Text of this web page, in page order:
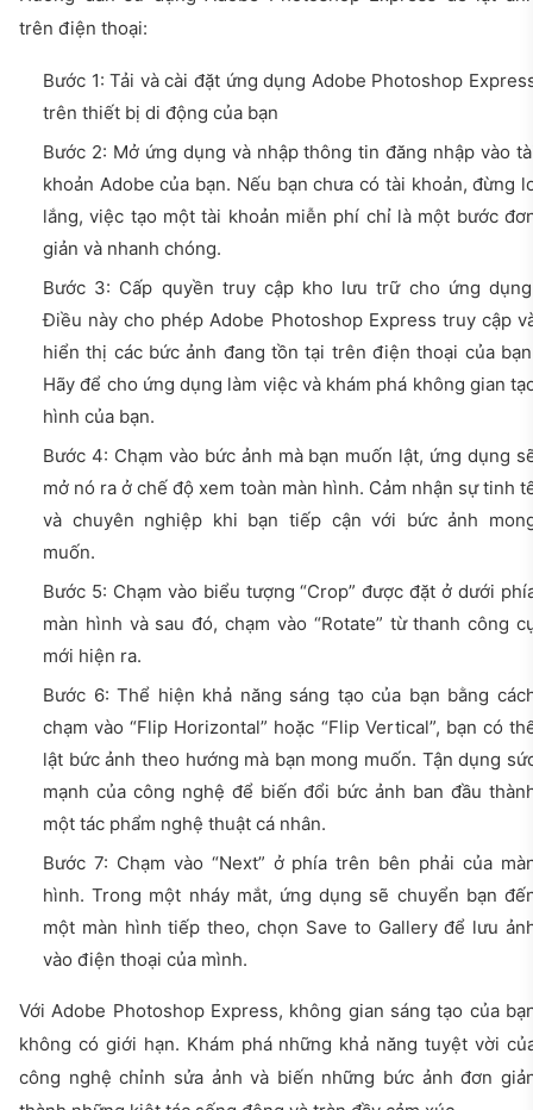
trên điện thoại:
Bước 1: Tải và cài đặt ứng dụng Adobe Photoshop
trên thiết bị di động của bạn
Bước 2: Mở ứng dụng và nhập thông tin đăng nhập vào
khoản Adobe của bạn. Nếu bạn chưa có tài khoản, đừng
lắng, việc tạo một tài khoản miễn phí chỉ là một bước
giản và nhanh chóng.
Bước 3: Cấp quyền truy cập kho lưu trữ cho ứng
Điều này cho phép Adobe Photoshop Express truy cập
hiển thị các bức ảnh đang tồn tại trên điện thoại của
Hãy để cho ứng dụng làm việc và khám phá không gian
hình của bạn.
Bước 4: Chạm vào bức ảnh mà bạn muốn lật, ứng dụng
mở nó ra ở chế độ xem toàn màn hình. Cảm nhận sự tinh
và chuyên nghiệp khi bạn tiếp cận với bức ảnh
muốn.
Bước 5: Chạm vào biểu tượng “Crop” được đặt ở dưới
màn hình và sau đó, chạm vào “Rotate” từ thanh công
mới hiện ra.
Bước 6: Thể hiện khả năng sáng tạo của bạn bằng
chạm vào “Flip Horizontal” hoặc “Flip Vertical”, bạn có
lật bức ảnh theo hướng mà bạn mong muốn. Tận dụng
mạnh của công nghệ để biến đổi bức ảnh ban đầu
một tác phẩm nghệ thuật cá nhân.
Bước 7: Chạm vào “Next” ở phía trên bên phải của
hình. Trong một nháy mắt, ứng dụng sẽ chuyển bạn
một màn hình tiếp theo, chọn Save to Gallery để lưu
vào điện thoại của mình.
Với Adobe Photoshop Express, không gian sáng tạo của
không có giới hạn. Khám phá những khả năng tuyệt vời
công nghệ chỉnh sửa ảnh và biến những bức ảnh đơn